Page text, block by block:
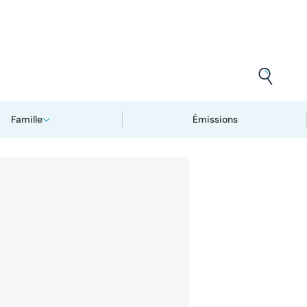
Famille Émissions